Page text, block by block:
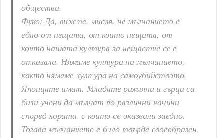
общества.
Фуко: Да, вижте, мисля, че мълчанието е
едно от нещата, от които нещата, от
които нашата култура за нещастие се е
отказала. Нямаме култура на мълчанието,
както нямаме култура на самоубийството.
Японците имат. Младите римляни и гърци са
били учени да мълчат по различни начини
според хората, с които се оказвали заедно.
Тогава мълчанието е било твърде своеобразен